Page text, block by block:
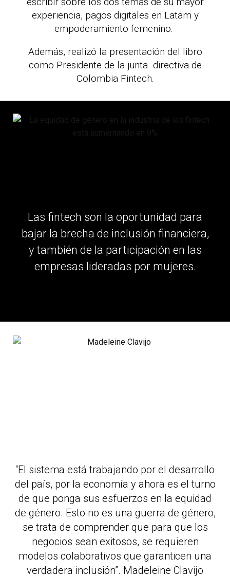
experiencia, pagos digitales en Latam y
empoderamiento femenino.
Además, realizó la presentación del libro
como Presidente de la junta directiva de
Colombia Fintech.
Las fintech son la oportunidad para
bajar la brecha de inclusión financiera,
y también de la participación en las
empresas lideradas por mujeres.
“El sistema está trabajando por el desarrollo
del país, por la economía y ahora es el turno
de que ponga sus esfuerzos en la equidad
de género. Esto no es una guerra de género,
se trata de comprender que para que los
negocios sean exitosos, se requieren
modelos colaborativos que garanticen una
verdadera inclusión”. Madeleine Clavijo